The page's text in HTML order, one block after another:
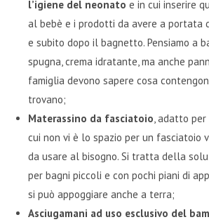
l’igiene del neonato e in cui inserire
al bebè e i prodotti da avere a portata
e subito dopo il bagnetto. Pensiamo a
spugna, crema idratante, ma anche
famiglia devono sapere cosa
trovano;
Materassino da fasciatoio , adatto
cui non vi è lo spazio per un fasciatoio
da usare al bisogno. Si tratta della
per bagni piccoli e con pochi piani di
si può appoggiare anche a terra;
Asciugamani ad uso esclusivo del